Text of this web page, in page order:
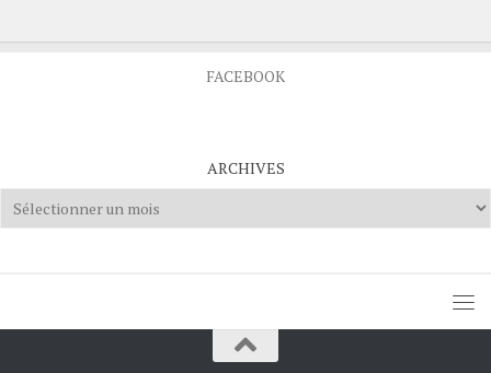
FACEBOOK
ARCHIVES
Archives